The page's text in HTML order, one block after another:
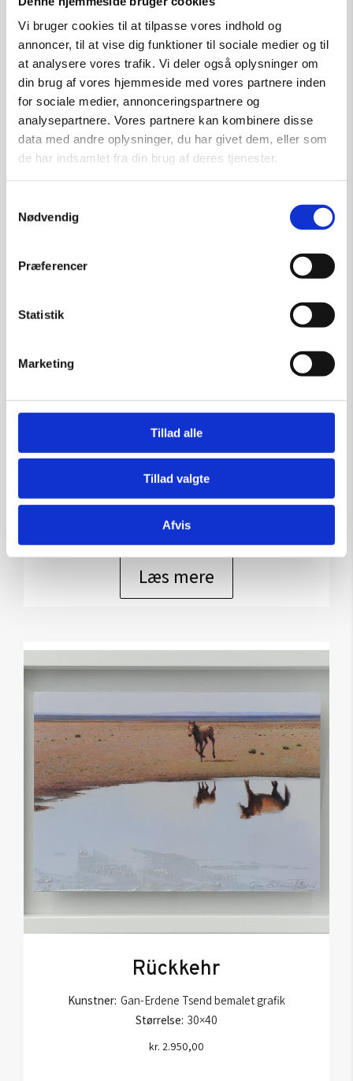
Vi bruger cookies til at tilpasse vores indhold og
annoncer, til at vise dig funktioner til sociale medier og til
at analysere vores trafik. Vi deler også oplysninger om
din brug af vores hjemmeside med vores partnere inden
for sociale medier, annonceringspartnere og
analysepartnere. Vores partnere kan kombinere disse
data med andre oplysninger, du har givet dem, eller som
de har indsamlet fra din brug af deres tjenester.
Nødvendig
Præferencer
Statistik
Marketing
Tillad alle
Tillad valgte
Afvis
Tilføj til kurv
Dance
Kunstner: Gan-Erdene Tsend bemalet grafik
Størrelse: 40×30
kr.2.950,00
SOLGT
Læs mere
Rückkehr
Kunstner: Gan-Erdene Tsend bemalet grafik
Størrelse: 30×40
kr. 2.950,00